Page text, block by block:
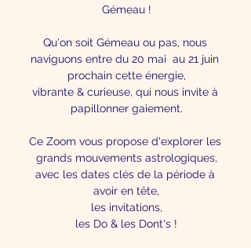
Gémeau !
Qu'on soit Gémeau ou pas, nous
naviguons entre du 20 mai  au 21 juin
prochain cette énergie,
vibrante & curieuse, qui nous invite à
papillonner gaiement.
Ce Zoom vous propose d'explorer les
grands mouvements astrologiques,
avec les dates clés de la période à
avoir en tête,
les invitations,
les Do & les Dont's !